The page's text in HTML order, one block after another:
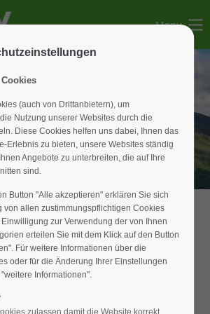
col2" existiert leider nicht.
col3" existiert leider nicht.
col4" existiert leider nicht.
Menu
zeigte seine 2 Gesichter
forderte wieder einmal
für die geplante Tagestour in
(auch von Drittanbietern), um
Nutzung unserer Websites durch die
Diese Cookies helfen uns dabei, Ihnen das
Erlebnis zu bieten, unsere Websites ständig
Angebote zu unterbreiten, die auf Ihre
sind.
Button "Alle akzeptieren" erklären Sie sich
von allen zustimmungspflichtigen Cookies
zur Verwendung der von Ihnen
erteilen Sie mit dem Klick auf den Button
Für weitere Informationen über die
oder für die Änderung Ihrer Einstellungen
Informationen".
zulassen damit die Website korrekt